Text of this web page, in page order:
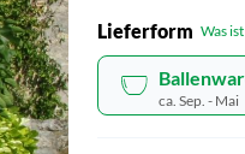
Lieferform Was
ca. Sep. - Mai